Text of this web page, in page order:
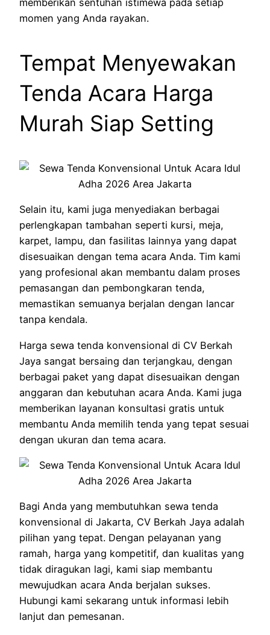
memberikan sentuhan istimewa pada setiap
momen yang Anda rayakan.
Tempat Menyewakan
Tenda Acara Harga
Murah Siap Setting
Selain itu, kami juga menyediakan berbagai
perlengkapan tambahan seperti kursi, meja,
karpet, lampu, dan fasilitas lainnya yang dapat
disesuaikan dengan tema acara Anda. Tim kami
yang profesional akan membantu dalam proses
pemasangan dan pembongkaran tenda,
memastikan semuanya berjalan dengan lancar
tanpa kendala.
Harga sewa tenda konvensional di CV Berkah
Jaya sangat bersaing dan terjangkau, dengan
berbagai paket yang dapat disesuaikan dengan
anggaran dan kebutuhan acara Anda. Kami juga
memberikan layanan konsultasi gratis untuk
membantu Anda memilih tenda yang tepat sesuai
dengan ukuran dan tema acara.
Bagi Anda yang membutuhkan sewa tenda
konvensional di Jakarta, CV Berkah Jaya adalah
pilihan yang tepat. Dengan pelayanan yang
ramah, harga yang kompetitif, dan kualitas yang
tidak diragukan lagi, kami siap membantu
mewujudkan acara Anda berjalan sukses.
Hubungi kami sekarang untuk informasi lebih
lanjut dan pemesanan.